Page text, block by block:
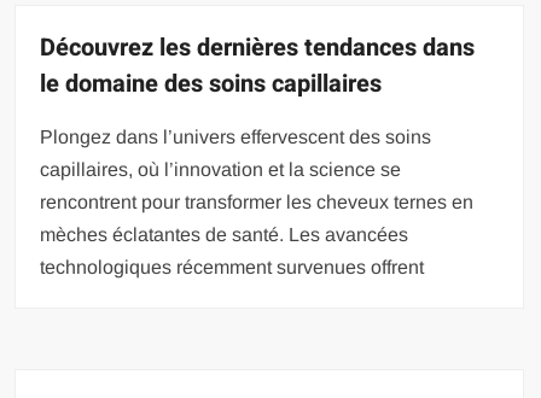
Découvrez les dernières tendances dans
le domaine des soins capillaires
Plongez dans l’univers effervescent des soins
capillaires, où l’innovation et la science se
rencontrent pour transformer les cheveux ternes en
mèches éclatantes de santé. Les avancées
technologiques récemment survenues offrent